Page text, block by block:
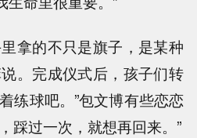
拿的不只是旗子，是某种
。完成仪式后，孩子们转
练球吧。”包文博有些恋恋
踩过一次，就想再回来。”